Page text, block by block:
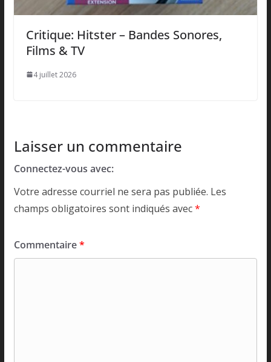
Critique: Hitster – Bandes Sonores,
Films & TV
4 juillet 2026
Laisser un commentaire
Connectez-vous avec:
Votre adresse courriel ne sera pas publiée. Les
champs obligatoires sont indiqués avec*
Commentaire*